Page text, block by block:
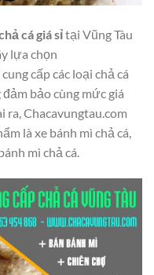
cá giá sỉtại Vũng Tàu
lựa chọn
cấp các loại chả cá
bảo cùng mức giá
Chacavungtau.com
là xe bánh mì chả cá,
mì chả cá.